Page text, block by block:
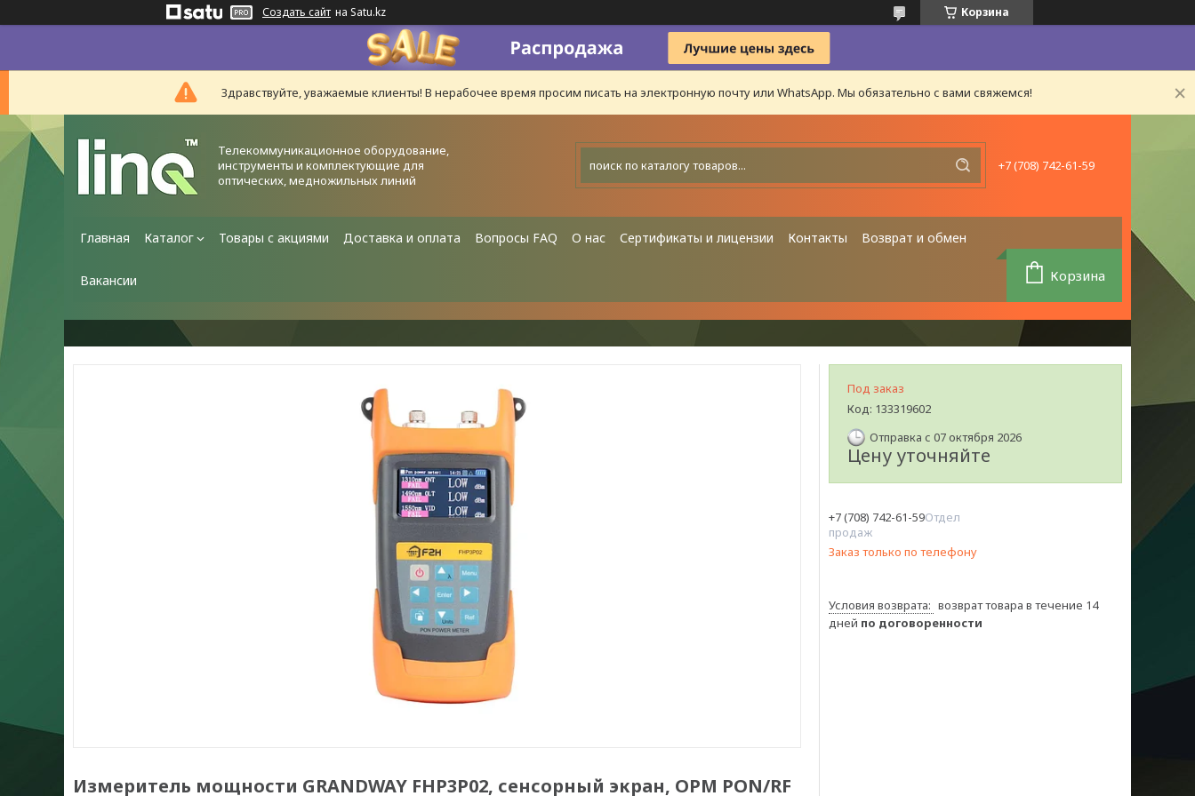
Создать сайт на Satu.kz Корзина
Здравствуйте, уважаемые клиенты! В нерабочее время просим писать на электронную почту или WhatsApp. Мы обязательно с вами свяжемся!
Телекоммуникационное оборудование,
инструменты и комплектующие для
оптических, медножильных линий
+7 (708) 742-61-59
Главная Каталог Товары с акциями Доставка и оплата Вопросы FAQ О нас Сертификаты и лицензии Контакты Возврат и обмен
Вакансии Корзина
Измеритель мощности GRANDWAY FHP3P02, сенсорный экран, OPM PON/RF
Под заказ
Код: 133319602
Отправка с 07 октября 2026
Цену уточняйте
+7 (708) 742-61-59Отдел
продаж
Заказ только по телефону
возврат товара в течение 14
дней по договоренности